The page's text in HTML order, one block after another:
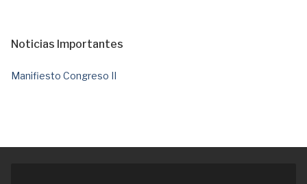
Noticias Importantes
Manifiesto Congreso II